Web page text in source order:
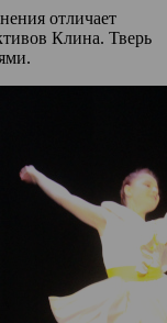
отличает
Клина. Тверь